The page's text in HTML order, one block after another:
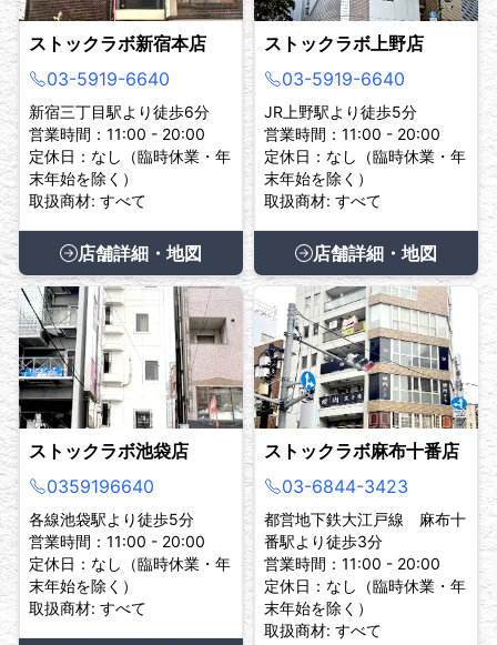
ストックラボ新宿本店
03-5919-6640
新宿三丁目駅より徒歩6分
営業時間：11:00 - 20:00
定休日：なし（臨時休業・年
末年始を除く）
取扱商材: すべて
店舗詳細・地図
ストックラボ上野店
03-5919-6640
JR上野駅より徒歩5分
営業時間：11:00 - 20:00
定休日：なし（臨時休業・年
末年始を除く）
取扱商材: すべて
店舗詳細・地図
ストックラボ池袋店
0359196640
各線池袋駅より徒歩5分
営業時間：11:00 - 20:00
定休日：なし（臨時休業・年
末年始を除く）
取扱商材: すべて
ストックラボ麻布十番店
03-6844-3423
都営地下鉄大江戸線 麻布十
番駅より徒歩3分
営業時間：11:00 - 20:00
定休日：なし（臨時休業・年
末年始を除く）
取扱商材: すべて